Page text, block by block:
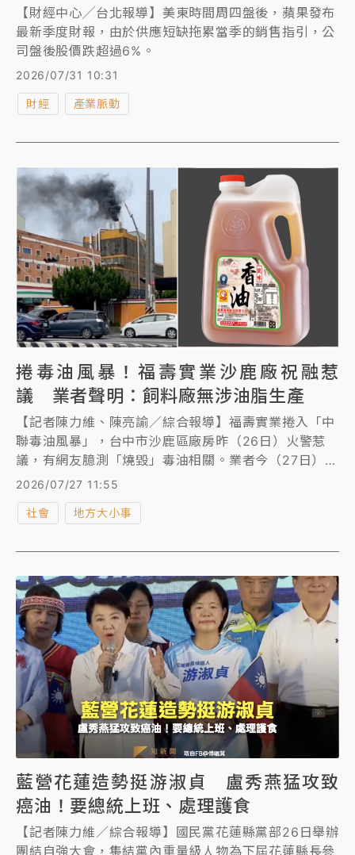
【財經中心╱台北報導】美東時間周四盤後，蘋果發布
最新季度財報，由於供應短缺拖累當季的銷售指引，公
司盤後股價跌超過6%。
2026/07/31 10:31
財經 產業脈動
捲毒油風暴！福壽實業沙鹿廠祝融惹
議 業者聲明：飼料廠無涉油脂生產
【記者陳力維、陳亮諭／綜合報導】福壽實業捲入「中
聯毒油風暴」，台中市沙鹿區廠房昨（26日）火警惹
議，有網友臆測「燒毀」毒油相關。業者今（27日）聲
明指出，該廠為飼料廠，「與本公司食用油脂生產線及
產品完全無涉。」
2026/07/27 11:55
社會 地方大小事
藍營花蓮造勢挺游淑貞 盧秀燕猛攻致
癌油！要總統上班、處理護食
【記者陳力維／綜合報導】國民黨花蓮縣黨部26日舉辦
團結自強大會，集結黨內重量級人物為下屆花蓮縣長參